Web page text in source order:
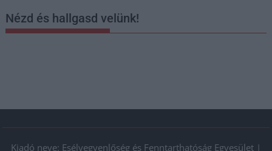
Nézd és hallgasd velünk!
Kiadó neve: Esélyegyenlőség és Fenntarthatóság Egyesület |